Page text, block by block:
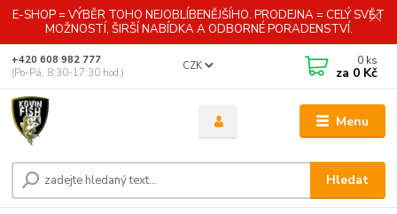
E-SHOP = VÝBĚR TOHO NEJOBLÍBENĚJŠÍHO. PRODEJNA = CELÝ SVĚT
MOŽNOSTÍ, ŠIRŠÍ NABÍDKA A ODBORNÉ PORADENSTVÍ.
Menu
CZK
Hledat
+420 608 982 777
(Po-Pá, 8:30-17:30 hod.)
0 ks
za 0 Kč